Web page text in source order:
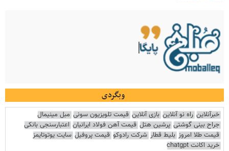
وبگردی
خبرآنلاین راه نو آنلاین بازی آنلاین قیمت تلویزیون سونی مبل مینیمال
جراح بینی گوشتی پرشین هتل قیمت آهن فولاد ایرانیان اعتبارسنجی بانکی
قیمت طلا امروز بلیط قطار شرکت رادوکو قیمت پروفیل سایت یوتوتایمز
خرید اکانت chatgpt